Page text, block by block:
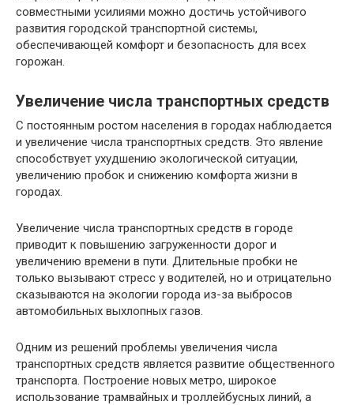
совместными усилиями можно достичь устойчивого
развития городской транспортной системы,
обеспечивающей комфорт и безопасность для всех
горожан.
Увеличение числа транспортных средств
С постоянным ростом населения в городах наблюдается
и увеличение числа транспортных средств. Это явление
способствует ухудшению экологической ситуации,
увеличению пробок и снижению комфорта жизни в
городах.
Увеличение числа транспортных средств в городе
приводит к повышению загруженности дорог и
увеличению времени в пути. Длительные пробки не
только вызывают стресс у водителей, но и отрицательно
сказываются на экологии города из-за выбросов
автомобильных выхлопных газов.
Одним из решений проблемы увеличения числа
транспортных средств является развитие общественного
транспорта. Построение новых метро, широкое
использование трамвайных и троллейбусных линий, а